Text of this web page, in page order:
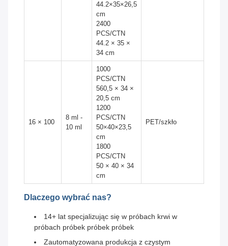
44.2×35×26,5
cm
2400
PCS/CTN
44.2 × 35 ×
34 cm
16 × 100
8 ml -
10 ml
1000
PCS/CTN
560,5 × 34 ×
20,5 cm
1200
PCS/CTN
50×40×23,5
cm
1800
PCS/CTN
50 × 40 × 34
cm
PET/szkło
Dlaczego wybrać nas?
14+ lat specjalizując się w próbach krwi w
próbach próbek próbek próbek
Zautomatyzowana produkcja z czystym